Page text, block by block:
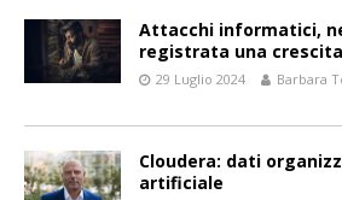
Attacchi informatici,
registrata una
29 Luglio 2024 Barbara
Cloudera: dati
artificiale